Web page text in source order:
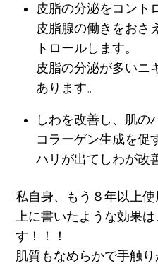
皮脂の分泌をコント
皮脂腺の働きをおさ
トロールします。
皮脂の分泌が多いニ
あります。
しわを改善し、肌の
コラーゲン生成を促
ハリが出てしわが改
私自身、もう８年以上使
上に書いたような効果
す！！！
肌質もなめらかで手触